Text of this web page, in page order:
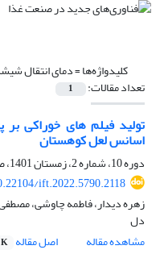
کلیدواژه‌ها =دمای انتقال
تعداد مقالات: 1
تولید فیلم های خوراکی
اسانس لعل کوهستان
دوره 10، شماره 2، زمستان 1401، صفحه
ift.2022.5790.2118
زهره دیدار، فاطمه چاوشی،
دل
مشاهده مقاله
اصل مقاله